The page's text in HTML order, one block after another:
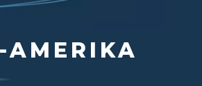
AMERIKA